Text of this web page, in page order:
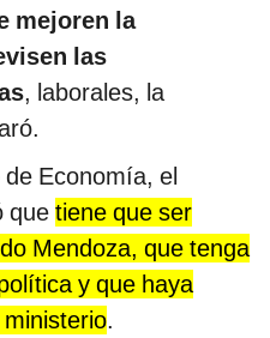
mejoren la
las
, laborales, la
Economía, el
que tiene que ser
Mendoza, que tenga
y que haya
.